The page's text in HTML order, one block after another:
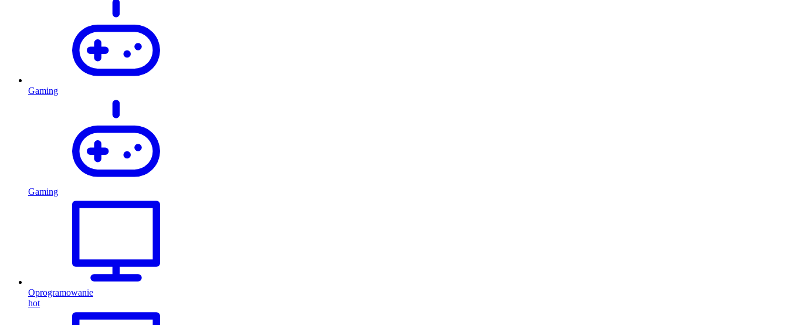
Gaming
Gaming
Oprogramowanie
hot